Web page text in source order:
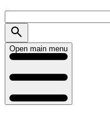
Open main menu